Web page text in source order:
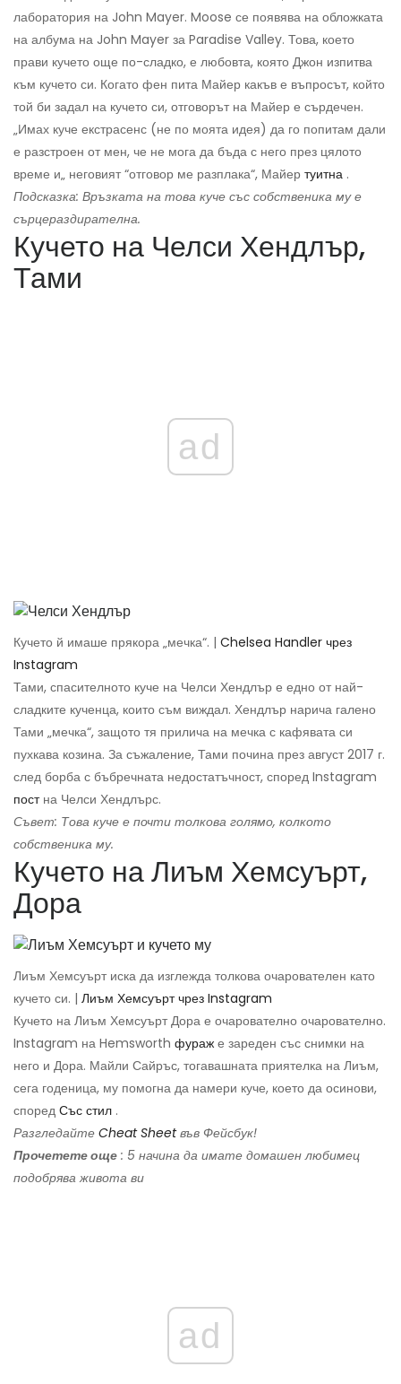
лаборатория на John Mayer. Moose се появява на обложката
на албума на John Mayer за Paradise Valley. Това, което
прави кучето още по-сладко, е любовта, която Джон изпитва
към кучето си. Когато фен пита Майер какъв е въпросът, който
той би задал на кучето си, отговорът на Майер е сърдечен.
„Имах куче екстрасенс (не по моята идея) да го попитам дали
е разстроен от мен, че не мога да бъда с него през цялото
време и„ неговият “отговор ме разплака“, Майер туитна .
Подсказка: Връзката на това куче със собственика му е
сърцераздирателна.
Кучето на Челси Хендлър,
Тами
ad
Кучето й имаше прякора „мечка“. | Chelsea Handler чрез
Instagram
Тами, спасителното куче на Челси Хендлър е едно от най-
сладките кученца, които съм виждал. Хендлър нарича галено
Тами „мечка“, защото тя прилича на мечка с кафявата си
пухкава козина. За съжаление, Тами почина през август 2017 г.
след борба с бъбречната недостатъчност, според Instagram
постна Челси Хендлърс.
Съвет: Това куче е почти толкова голямо, колкото
собственика му.
Кучето на Лиъм Хемсуърт,
Дора
Лиъм Хемсуърт иска да изглежда толкова очарователен като
кучето си. | Лиъм Хемсуърт чрез Instagram
Кучето на Лиъм Хемсуърт Дора е очарователно очарователно.
Instagram на Hemsworth фураж е зареден със снимки на
него и Дора. Майли Сайръс, тогавашната приятелка на Лиъм,
сега годеница, му помогна да намери куче, което да осинови,
според Със стил .
Разгледайте Cheat Sheetвъв Фейсбук!
Прочетете още : 5 начина да имате домашен любимец
подобрява живота ви
ad